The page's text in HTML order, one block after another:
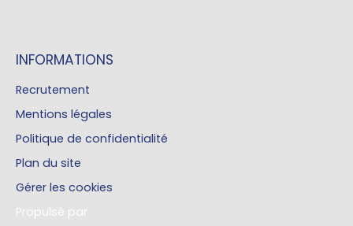
INFORMATIONS
Recrutement
Mentions légales
Politique de confidentialité
Plan du site
Gérer les cookies
Propulsé par